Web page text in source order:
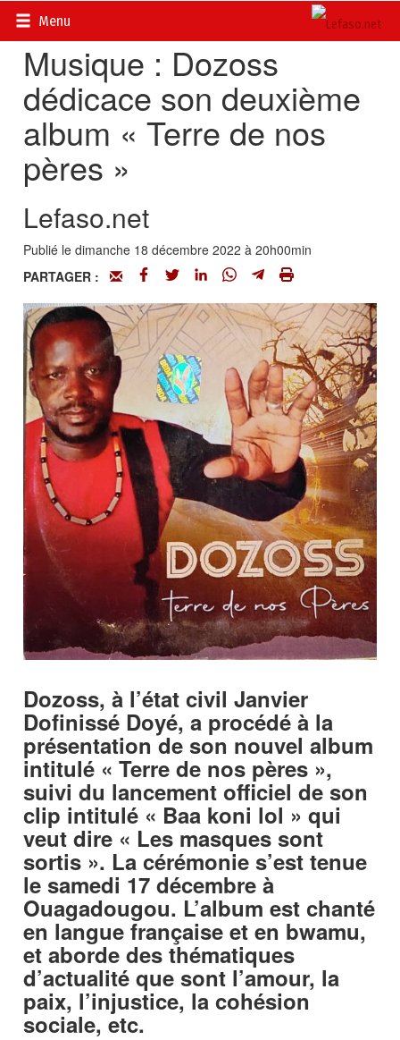
Menu
Accueil>
Musique : Dozoss
dédicace son deuxième
album « Terre de nos
pères »
Lefaso.net
Publié le dimanche 18 décembre 2022 à 20h00min
PARTAGER :
Dozoss, à l’état civil Janvier
Dofinissé Doyé, a procédé à la
présentation de son nouvel album
intitulé « Terre de nos pères »,
suivi du lancement officiel de son
clip intitulé « Baa koni lol » qui
veut dire « Les masques sont
sortis ». La cérémonie s’est tenue
le samedi 17 décembre à
Ouagadougou. L’album est chanté
en langue française et en bwamu,
et aborde des thématiques
d’actualité que sont l’amour, la
paix, l’injustice, la cohésion
sociale, etc.